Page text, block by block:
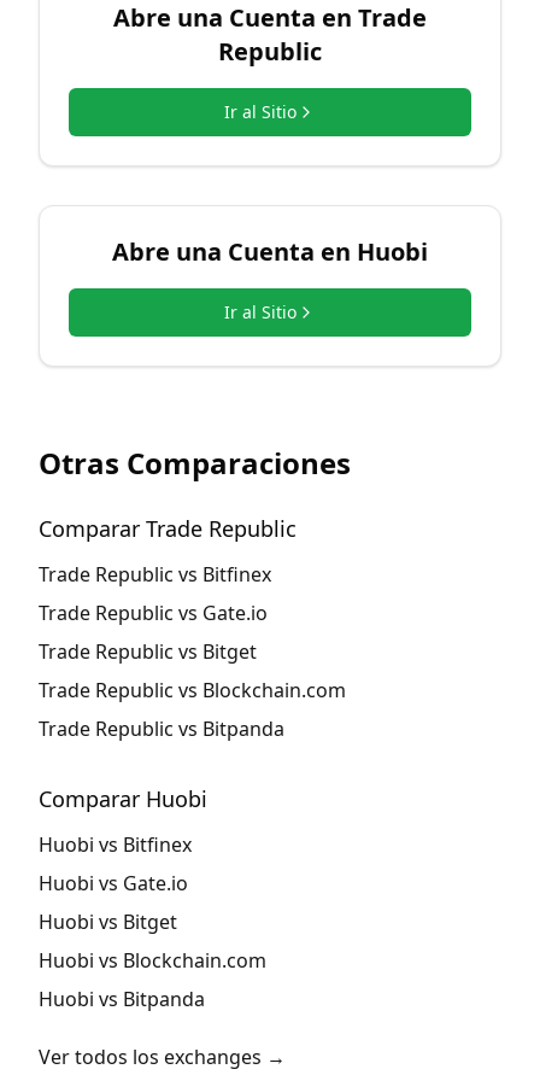
Abre una Cuenta en Trade
Republic
Ir al Sitio
Abre una Cuenta en Huobi
Ir al Sitio
Otras Comparaciones
Comparar Trade Republic
Trade Republic vs Bitfinex
Trade Republic vs Gate.io
Trade Republic vs Bitget
Trade Republic vs Blockchain.com
Trade Republic vs Bitpanda
Comparar Huobi
Huobi vs Bitfinex
Huobi vs Gate.io
Huobi vs Bitget
Huobi vs Blockchain.com
Huobi vs Bitpanda
Ver todos los exchanges →